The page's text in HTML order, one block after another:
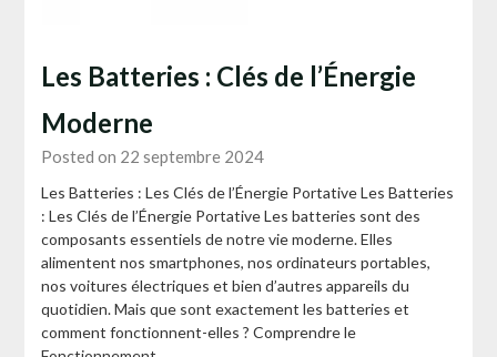
Les Batteries : Clés de l’Énergie
Moderne
Posted on 22 septembre 2024
Les Batteries : Les Clés de l’Énergie Portative Les Batteries
: Les Clés de l’Énergie Portative Les batteries sont des
composants essentiels de notre vie moderne. Elles
alimentent nos smartphones, nos ordinateurs portables,
nos voitures électriques et bien d’autres appareils du
quotidien. Mais que sont exactement les batteries et
comment fonctionnent-elles ? Comprendre le